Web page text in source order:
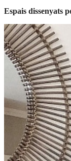
Espais dissenyats